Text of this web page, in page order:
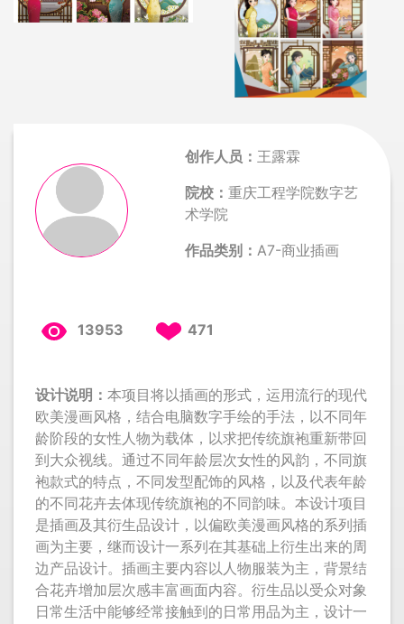
创作人员： 王露霖
院校：重庆工程学院数字艺
术学院
作品类别：A7-商业插画
13953 471
设计说明： 本项目将以插画的形式，运用流行的现代
欧美漫画风格，结合电脑数字手绘的手法，以不同年
龄阶段的女性人物为载体，以求把传统旗袍重新带回
到大众视线。通过不同年龄层次女性的风韵，不同旗
袍款式的特点，不同发型配饰的风格，以及代表年龄
的不同花卉去体现传统旗袍的不同韵味。本设计项目
是插画及其衍生品设计，以偏欧美漫画风格的系列插
画为主要，继而设计一系列在其基础上衍生出来的周
边产品设计。插画主要内容以人物服装为主，背景结
合花卉增加层次感丰富画面内容。衍生品以受众对象
日常生活中能够经常接触到的日常用品为主，设计一